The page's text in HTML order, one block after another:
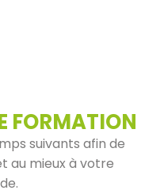
FORMATION
suivants afin de
au mieux à votre